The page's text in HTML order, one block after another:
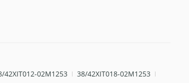
42XIT012-02M1253 38/42XIT018-02M1253